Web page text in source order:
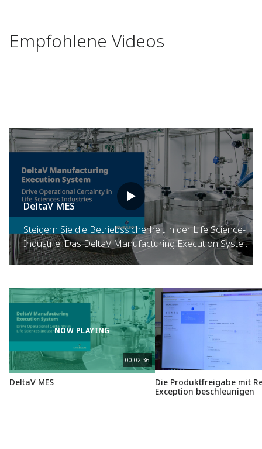
Empfohlene Videos
DeltaV MES
Steigern Sie die Betriebssicherheit in der Life Science-
Industrie. Das DeltaV Manufacturing Execution System
von Emerson digitalisiert Ihre Anlagenbetrieb und
NOW PLAYING
00:02:36
DeltaV MES
Die Produktfreigabe mit
Exception beschleunigen